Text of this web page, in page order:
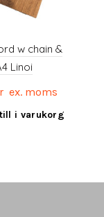
w chain &
Linoi
ex. moms
i varukorg